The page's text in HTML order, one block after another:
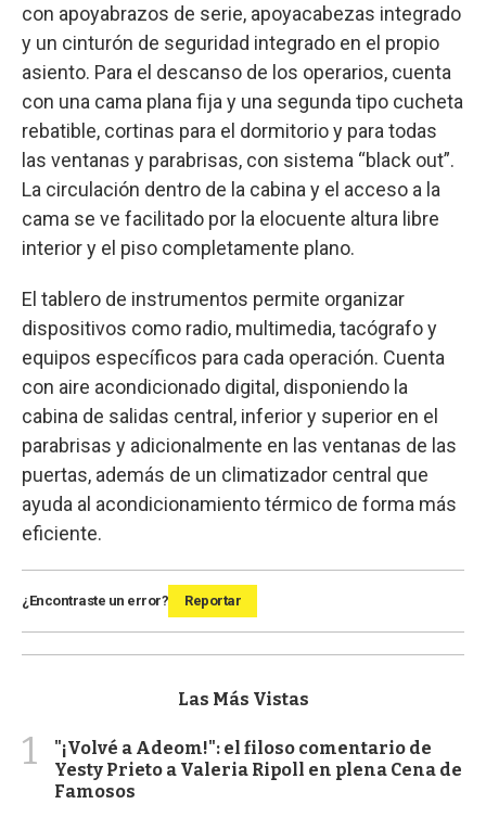
con apoyabrazos de serie, apoyacabezas integrado
y un cinturón de seguridad integrado en el propio
asiento. Para el descanso de los operarios, cuenta
con una cama plana fija y una segunda tipo cucheta
rebatible, cortinas para el dormitorio y para todas
las ventanas y parabrisas, con sistema “black out”.
La circulación dentro de la cabina y el acceso a la
cama se ve facilitado por la elocuente altura libre
interior y el piso completamente plano.
El tablero de instrumentos permite organizar
dispositivos como radio, multimedia, tacógrafo y
equipos específicos para cada operación. Cuenta
con aire acondicionado digital, disponiendo la
cabina de salidas central, inferior y superior en el
parabrisas y adicionalmente en las ventanas de las
puertas, además de un climatizador central que
ayuda al acondicionamiento térmico de forma más
eficiente.
¿Encontraste un error? Reportar
Las Más Vistas
1
"¡Volvé a Adeom!": el filoso comentario de
Yesty Prieto a Valeria Ripoll en plena Cena de
Famosos